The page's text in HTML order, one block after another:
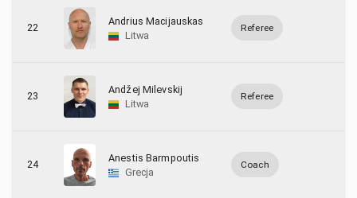
22
Andrius Macijauskas
Litwa
Referee
23
Andžej Milevskij
Litwa
Referee
24
Anestis Barmpoutis
Grecja
Coach